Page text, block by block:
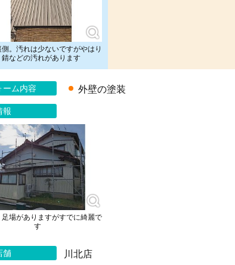
。汚れは少ないですがやはり
錆などの汚れがあります
ーム内容 外壁の塗装
報
足場がありますがすでに綺麗で
す
舗 川北店